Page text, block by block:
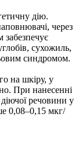
дію.
через
забезпечує
сухожиль,
синдромом.
на шкіру, у
При нанесенні
речовини у
0,08–0,15 мкг/